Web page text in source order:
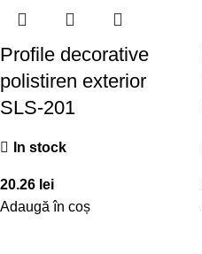
Profile decorative
polistiren exterior
SLS-201
In stock
20.26 lei
Adaugă în coș